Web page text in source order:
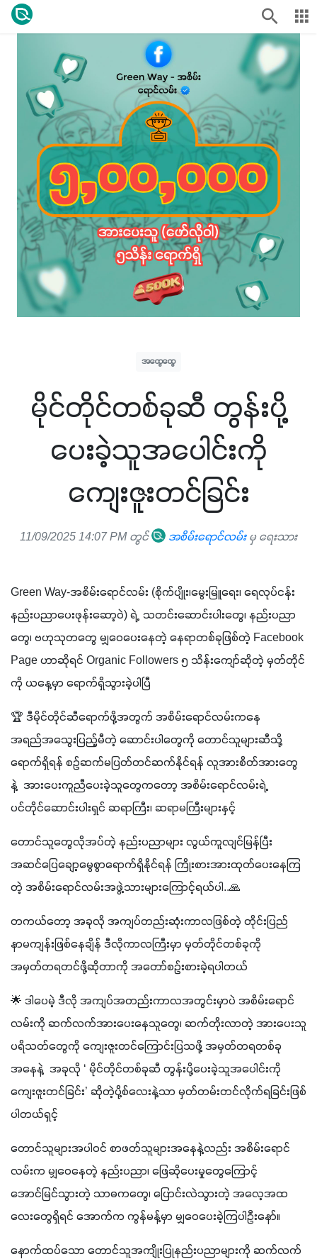
အထွေထွေ
မိုင်တိုင်တစ်ခုဆီ တွန်းပို့
ပေးခဲ့သူအပေါင်းကို
ကျေးဇူးတင်ခြင်း
11/09/2025 14:07 PM တွင် အစိမ်းရောင်လမ်းမှ ရေးသား
Green Way-အစိမ်းရောင်လမ်း (စိုက်ပျိုး၊မွေးမြူရေး၊ ရေလုပ်ငန်း
နည်းပညာပေးဖုန်းဆော့ဝဲ) ရဲ့  သတင်းဆောင်းပါးတွေ၊ နည်းပညာ
တွေ၊ ဗဟုသုတတွေ မျှဝေပေးနေတဲ့ နေရာတစ်ခုဖြစ်တဲ့ Facebook
Page ဟာဆိုရင် Organic Followers ၅ သိန်းကျော်ဆိုတဲ့ မှတ်တိုင်
ကို ယနေ့မှာ ရောက်ရှိသွားခဲ့ပါပြီ
🏆 ဒီမိုင်တိုင်ဆီရောက်ဖို့အတွက် အစိမ်းရောင်လမ်းကနေ
အရည်အသွေးပြည့်မီတဲ့ ဆောင်းပါတွေကို တောင်သူများဆီသို့
ရောက်ရှိရန် စဉ်ဆက်မပြတ်တင်ဆက်နိုင်ရန် လူအားစိတ်အားတွေ
နဲ့  အားပေးကူညီပေးခဲ့သူတွေကတော့ အစိမ်းရောင်လမ်းရဲ့
ပင်တိုင်ဆောင်းပါးရှင် ဆရာကြီး၊ ဆရာမကြီးများနှင့်
တောင်သူတွေလိုအပ်တဲ့ နည်းပညာများ လွယ်ကူလျင်မြန်ပြီး
အဆင်ပြေချော့မွေစွာရောက်ရှိနိုင်ရန် ကြိုးစားအားထုတ်ပေးနေကြ
တဲ့ အစိမ်းရောင်လမ်းအဖွဲ့သားများကြောင့်ရယ်ပါ..🙏
တကယ်တော့ အခုလို အကျပ်တည်းဆုံးကာလဖြစ်တဲ့ တိုင်းပြည်
နာမကျန်းဖြစ်နေချိန် ဒီလိုကာလကြီးမှာ မှတ်တိုင်တစ်ခုကို
အမှတ်တရတင်ဖို့ဆိုတာကို အတော်စဉ်းစားခဲ့ရပါတယ်
🌟 ဒါပေမဲ့ ဒီလို အကျပ်အတည်းကာလအတွင်းမှာပဲ အစိမ်းရောင်
လမ်းကို ဆက်လက်အားပေးနေသူတွေ၊ ဆက်တိုးလာတဲ့ အားပေးသူ
ပရိသတ်တွေကို ကျေးဇူးတင်ကြောင်းပြသဖို့ အမှတ်တရတစ်ခု
အနေနဲ့  အခုလို ‘ မိုင်တိုင်တစ်ခုဆီ တွန်းပို့ပေးခဲ့သူအပေါင်းကို
ကျေးဇူးတင်ခြင်း’ ဆိုတဲ့ပို့စ်လေးနဲ့သာ မှတ်တမ်းတင်လိုက်ရခြင်းဖြစ်
ပါတယ်ရှင့်
တောင်သူများအပါဝင် စာဖတ်သူများအနေနဲ့လည်း အစိမ်းရောင်
လမ်းက မျှဝေနေတဲ့ နည်းပညာ၊ ဖြေဆိုပေးမှုတွေကြောင့်
အောင်မြင်သွားတဲ့ သာဓကတွေ၊ ပြောင်းလဲသွားတဲ့ အလေ့အထ
လေးတွေရှိရင် အောက်က ကွန်မန့်မှာ မျှဝေပေးခဲ့ကြပါဦးနော်။
နောက်ထပ်သော တောင်သူအကျိုးပြုနည်းပညာများကို ဆက်လက်